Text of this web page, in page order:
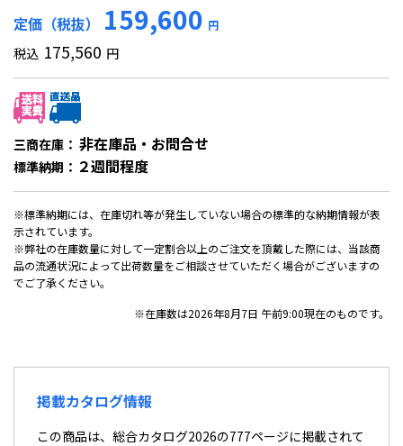
定価（税抜） 159,600 円
税込 175,560 円
三商在庫： 非在庫品・お問合せ
標準納期： ２週間程度
※標準納期には、在庫切れ等が発生していない場合の標準的な納期情報が表
示されています。
※弊社の在庫数量に対して一定割合以上のご注文を頂戴した際には、当該商
品の流通状況によって出荷数量をご相談させていただく場合がございますの
でご了承ください。
※在庫数は2026年8月7日 午前9:00現在のものです。
掲載カタログ情報
この商品は、総合カタログ2026の777ページに掲載されて